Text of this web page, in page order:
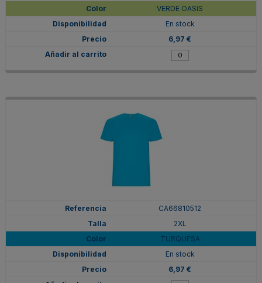
VERDE OASIS
En stock
6,97 €
CA66810512
2XL
TURQUESA
En stock
6,97 €